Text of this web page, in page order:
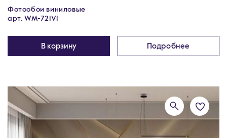
Фотообои виниловые
арт. WM-721V1
В корзину Подробнее